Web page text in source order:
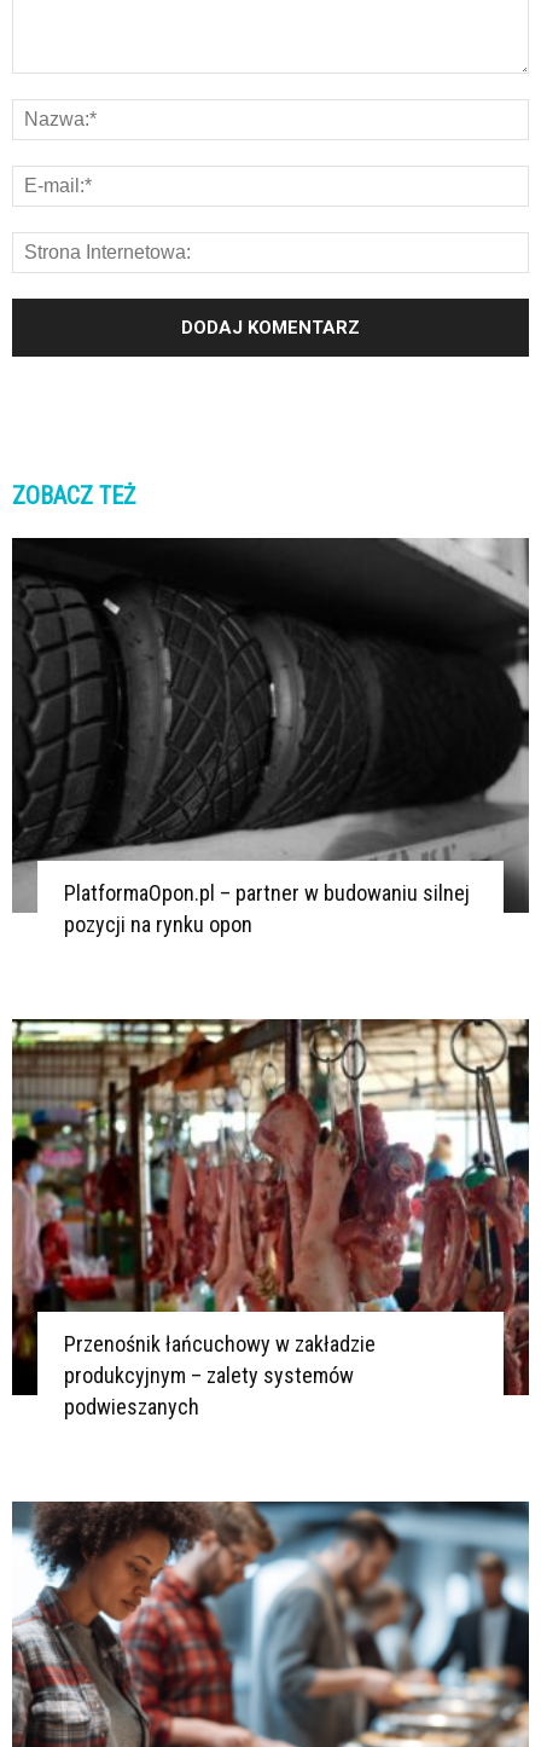
ZOBACZ TEŻ
PlatformaOpon.pl – partner w budowaniu silnej
pozycji na rynku opon
Przenośnik łańcuchowy w zakładzie
produkcyjnym – zalety systemów
podwieszanych